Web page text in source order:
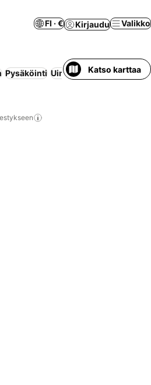
FI · € Kirjaudu Valikko
Pysäköinti Uima-allas Huoneisto
Katso karttaa